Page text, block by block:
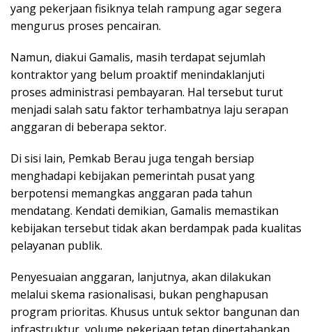
yang pekerjaan fisiknya telah rampung agar segera
mengurus proses pencairan.
Namun, diakui Gamalis, masih terdapat sejumlah
kontraktor yang belum proaktif menindaklanjuti
proses administrasi pembayaran. Hal tersebut turut
menjadi salah satu faktor terhambatnya laju serapan
anggaran di beberapa sektor.
Di sisi lain, Pemkab Berau juga tengah bersiap
menghadapi kebijakan pemerintah pusat yang
berpotensi memangkas anggaran pada tahun
mendatang. Kendati demikian, Gamalis memastikan
kebijakan tersebut tidak akan berdampak pada kualitas
pelayanan publik.
Penyesuaian anggaran, lanjutnya, akan dilakukan
melalui skema rasionalisasi, bukan penghapusan
program prioritas. Khusus untuk sektor bangunan dan